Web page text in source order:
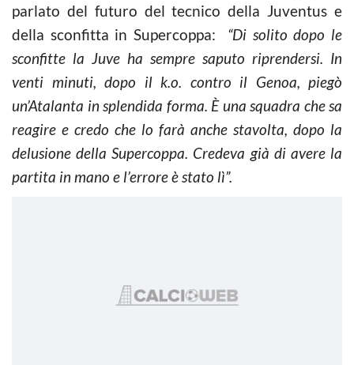
parlato del futuro del tecnico della Juventus e
della sconfitta in Supercoppa: “Di solito dopo le
sconfitte la Juve ha sempre saputo riprendersi. In
venti minuti, dopo il k.o. contro il Genoa, piegò
un’Atalanta in splendida forma. È una squadra che sa
reagire e credo che lo farà anche stavolta, dopo la
delusione della Supercoppa. Credeva già di avere la
partita in mano e l’errore è stato lì”.